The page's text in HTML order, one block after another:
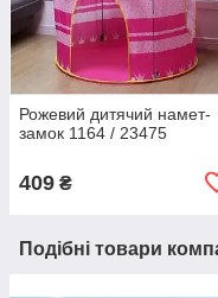
Рожевий дитячий намет-
замок 1164 / 23475
409 ₴
Подібні товари